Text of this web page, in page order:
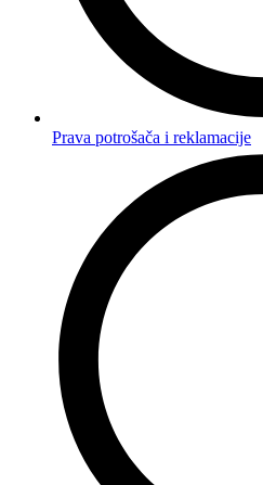
Prava potrošača i reklamacije